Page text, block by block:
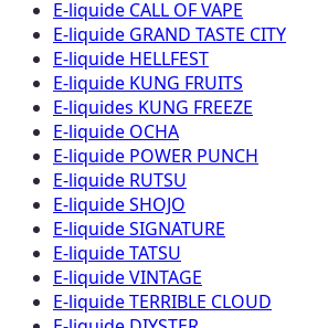
E-liquide CALL OF VAPE
E-liquide GRAND TASTE CITY
E-liquide HELLFEST
E-liquide KUNG FRUITS
E-liquides KUNG FREEZE
E-liquide OCHA
E-liquide POWER PUNCH
E-liquide RUTSU
E-liquide SHOJO
E-liquide SIGNATURE
E-liquide TATSU
E-liquide VINTAGE
E-liquide TERRIBLE CLOUD